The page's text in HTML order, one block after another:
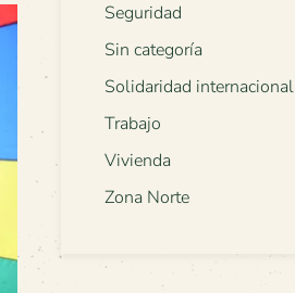
Seguridad
Sin categoría
Solidaridad internacional
Trabajo
Vivienda
Zona Norte